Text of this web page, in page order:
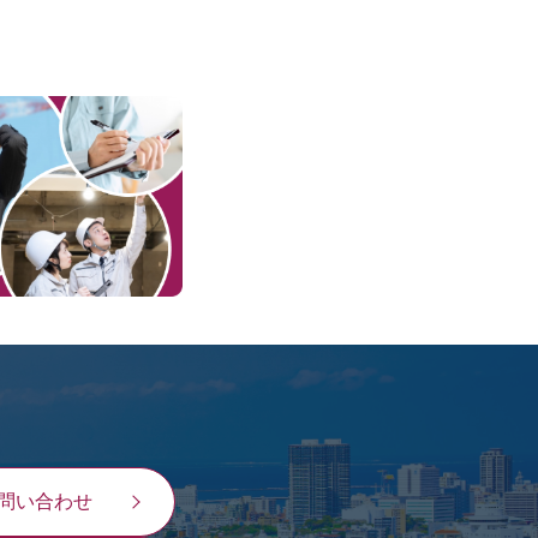
い合わせ